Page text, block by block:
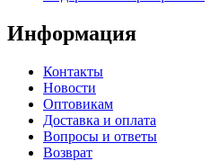
Информация
Контакты
Новости
Оптовикам
Доставка и оплата
Вопросы и ответы
Возврат